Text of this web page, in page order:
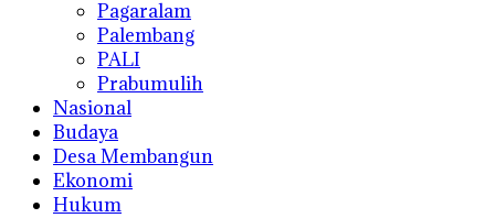
Pagaralam
Palembang
PALI
Prabumulih
Nasional
Budaya
Desa Membangun
Ekonomi
Hukum